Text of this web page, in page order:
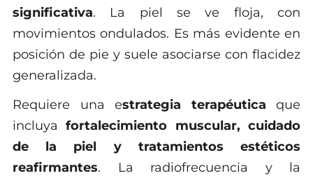
significativa. La piel se ve floja, con
movimientos ondulados. Es más evidente en
posición de pie y suele asociarse con flacidez
generalizada.
Requiere una estrategia terapéutica que
incluyafortalecimiento muscular, cuidado
de la piel y tratamientos estéticos
reafirmantes. La radiofrecuencia y la